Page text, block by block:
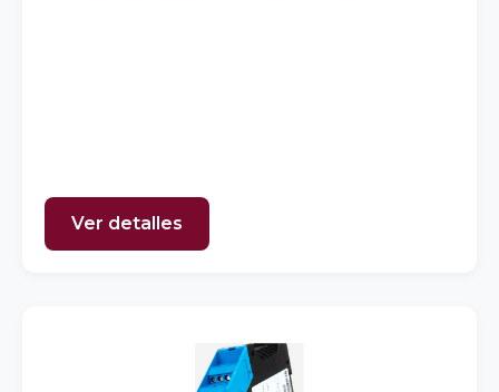
Ver detalles